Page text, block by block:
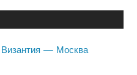
— Москва